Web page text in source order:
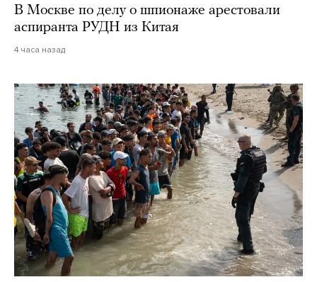
В Москве по делу о шпионаже арестовали
аспиранта РУДН из Китая
4 часа назад